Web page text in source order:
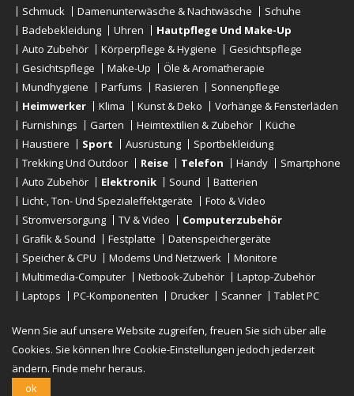
Schmuck
Damenunterwäsche & Nachtwäsche
Schuhe
Badebekleidung
Uhren
Hautpflege Und Make-Up
Auto Zubehör
Körperpflege & Hygiene
Gesichtspflege
Gesichtspflege
Make-Up
Öle & Aromatherapie
Mundhygiene
Parfums Rasieren
Sonnenpflege
Heimwerker
Klima Kunst & Deko
Vorhänge & Fensterläden
Furnishings
Garten Heimtextilien & Zubehör
Küche
Haustiere
Sport Ausrüstung
Sportbekleidung
Trekking Und Outdoor
Reise Telefon Handy
Smartphone
Auto Zubehör
Elektronik Sound
Batterien
Licht-, Ton- Und Spezialeffektgeräte
Foto & Video
Stromversorgung
TV & Video
Computerzubehör
Grafik & Sound
Festplatte
Datenspeichergeräte
Speicher & CPU
Modems Und Netzwerk
Monitore
Multimedia-Computer
Netbook-Zubehör
Laptop-Zubehör
Laptops
PC-Komponenten Drucker Scanner
Tablet PC
Urheberrechte © 2019 - 2026
Wenn Sie auf unsere Website zugreifen, freuen Sie sich über alle
Cookies. Sie können Ihre Cookie-Einstellungen jedoch jederzeit
ändern. Finde mehr heraus.
ok